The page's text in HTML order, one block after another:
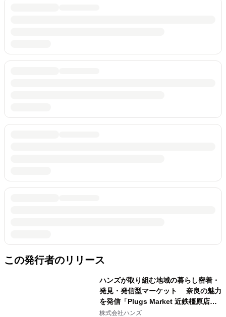
この発行者のリリース
ハンズが取り組む地域の暮らし密着・
発見・発信型マーケット 奈良の魅力
を発信「Plugs Market 近鉄橿原店」
奈良県初、2023年3月15日(水)にオ
株式会社ハンズ